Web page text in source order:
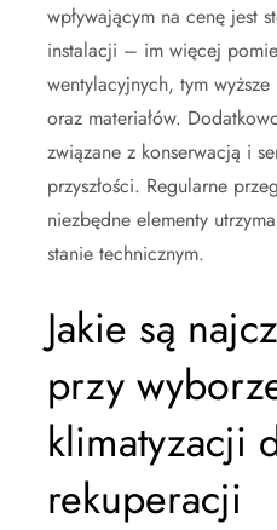
wpływającym na cenę jest
instalacji – im więcej
wentylacyjnych, tym
oraz materiałów.
związane z konserwacją i
przyszłości. Regularne
niezbędne elementy
stanie technicznym.
Jakie są
przy
klimatyzacji
rekuperacji